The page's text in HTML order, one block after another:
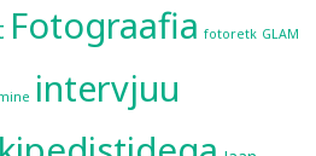
Fotograafia fotoretk GLAM
intervjuu